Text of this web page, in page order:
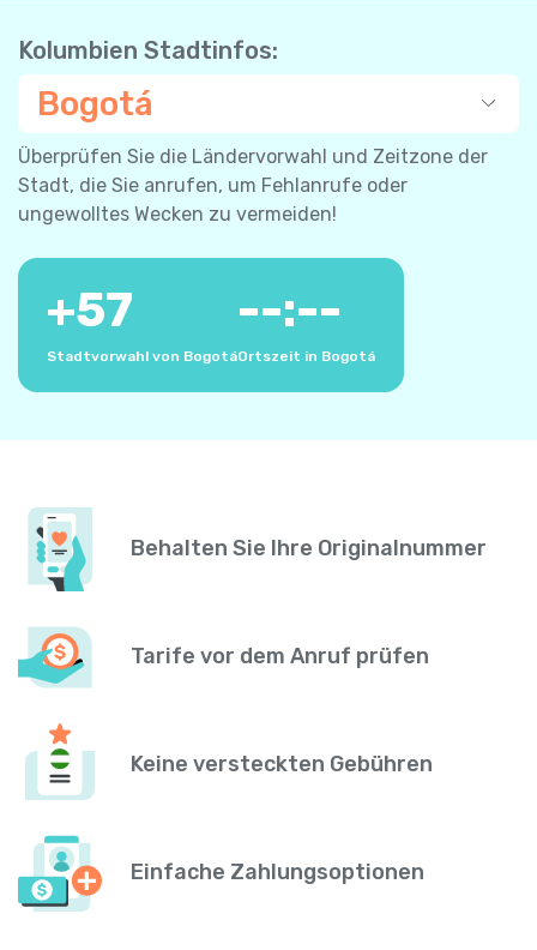
Kolumbien Stadtinfos:
Bogotá
Überprüfen Sie die Ländervorwahl und Zeitzone der
Stadt, die Sie anrufen, um Fehlanrufe oder
ungewolltes Wecken zu vermeiden!
+57
Stadtvorwahl von Bogotá
--:--
Ortszeit in Bogotá
Behalten Sie Ihre Originalnummer
Tarife vor dem Anruf prüfen
Keine versteckten Gebühren
Einfache Zahlungsoptionen